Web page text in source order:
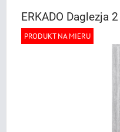
ERKADO Daglezja 2
PRODUKT NA MIERU